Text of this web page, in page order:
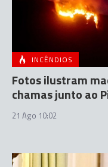
INCÊNDIOS
Fotos ilustram
chamas junto ao
21 Ago 10:02